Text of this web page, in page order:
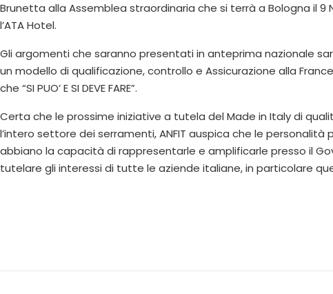
Brunetta alla Assemblea straordinaria che si terrà a Bologna il 9
l’ATA Hotel.
Gli argomenti che saranno presentati in anteprima nazionale
un modello di qualificazione, controllo e Assicurazione alla
che “SI PUO’ E SI DEVE FARE”.
Certa che le prossime iniziative a tutela del Made in Italy di
l’intero settore dei serramenti, ANFIT auspica che le personalità
abbiano la capacità di rappresentarle e amplificarle presso il
tutelare gli interessi di tutte le aziende italiane, in particolare